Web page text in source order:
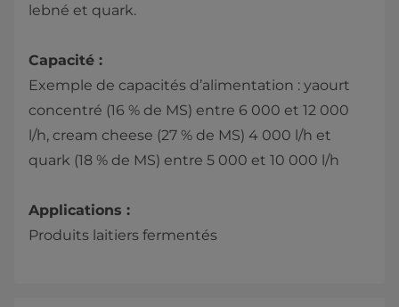
lebné et quark.
Capacité :
Exemple de capacités d’alimentation : yaourt
concentré (16 % de MS) entre 6 000 et 12 000
l/h, cream cheese (27 % de MS) 4 000 l/h et
quark (18 % de MS) entre 5 000 et 10 000 l/h
Applications :
Produits laitiers fermentés